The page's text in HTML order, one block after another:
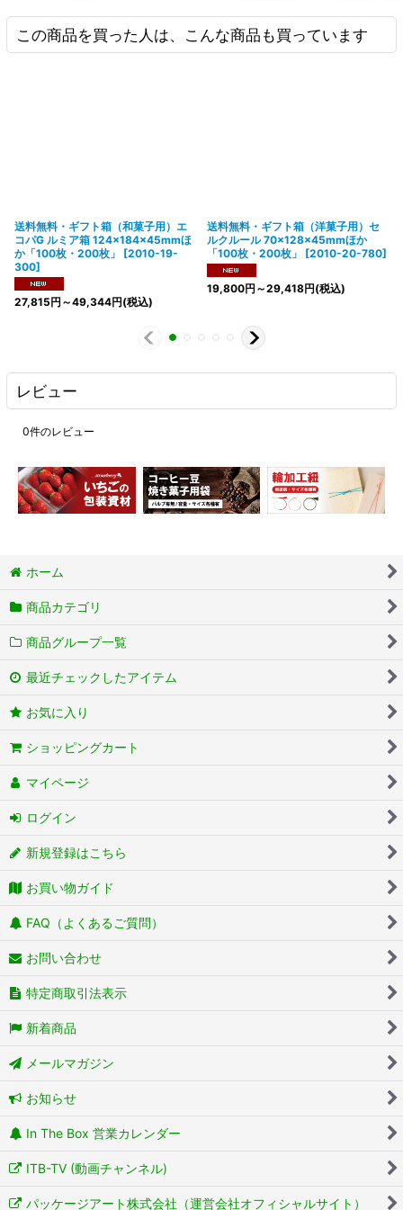
この商品を買った人は、こんな商品も買っています
送料無料・ギフト箱（和菓子用）エ
コパG ルミア箱 124×184×45mmほ
か「100枚・200枚」
[2010-19-
300]
27,815円 ～49,344円(税込)
送料無料・ギフト箱（洋菓子用）セ
ルクルール 70×128×45mmほか
「100枚・200枚」
[2010-20-780]
19,800円 ～29,418円(税込)
レビュー
0件のレビュー
ホーム
商品カテゴリ
商品グループ一覧
最近チェックしたアイテム
お気に入り
ショッピングカート
マイページ
ログイン
新規登録はこちら
お買い物ガイド
FAQ（よくあるご質問）
お問い合わせ
特定商取引法表示
新着商品
メールマガジン
お知らせ
In The Box 営業カレンダー
ITB-TV (動画チャンネル)
パッケージアート株式会社（運営会社オフィシャルサイト）